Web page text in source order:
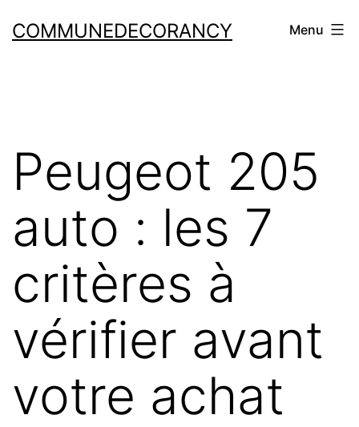
COMMUNEDECORANCY Menu
Peugeot 205
auto : les 7
critères à
vérifier avant
votre achat